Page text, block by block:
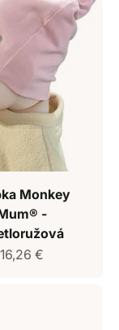
Monkey
-
Predajná cena
16,26 €